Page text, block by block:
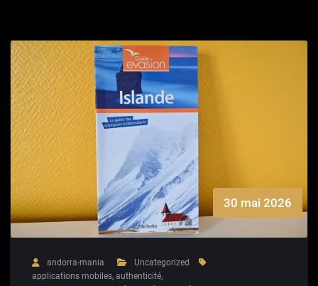
30 mai 2026
andorra-mania
Uncategorized
applications mobiles, authenticité,